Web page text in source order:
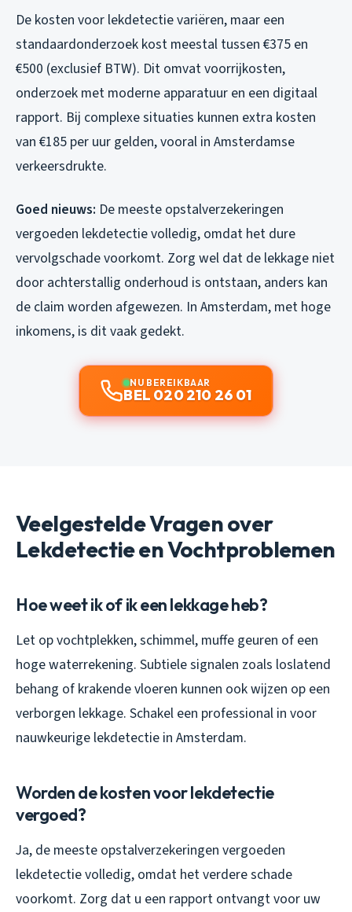
De kosten voor lekdetectie variëren, maar een
standaardonderzoek kost meestal tussen €375 en
€500 (exclusief BTW). Dit omvat voorrijkosten,
onderzoek met moderne apparatuur en een digitaal
rapport. Bij complexe situaties kunnen extra kosten
van €185 per uur gelden, vooral in Amsterdamse
verkeersdrukte.
Goed nieuws: De meeste opstalverzekeringen
vergoeden lekdetectie volledig, omdat het dure
vervolgschade voorkomt. Zorg wel dat de lekkage niet
door achterstallig onderhoud is ontstaan, anders kan
de claim worden afgewezen. In Amsterdam, met hoge
inkomens, is dit vaak gedekt.
NU BEREIKBAAR
BEL 020 210 26 01
Veelgestelde Vragen over
Lekdetectie en Vochtproblemen
Hoe weet ik of ik een lekkage heb?
Let op vochtplekken, schimmel, muffe geuren of een
hoge waterrekening. Subtiele signalen zoals loslatend
behang of krakende vloeren kunnen ook wijzen op een
verborgen lekkage. Schakel een professional in voor
nauwkeurige lekdetectie in Amsterdam.
Worden de kosten voor lekdetectie
vergoed?
Ja, de meeste opstalverzekeringen vergoeden
lekdetectie volledig, omdat het verdere schade
voorkomt. Zorg dat u een rapport ontvangt voor uw